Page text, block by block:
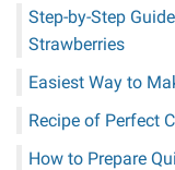
Step-by-Step
Strawberries
Easiest Way to
Recipe of Perfect
How to Prepare